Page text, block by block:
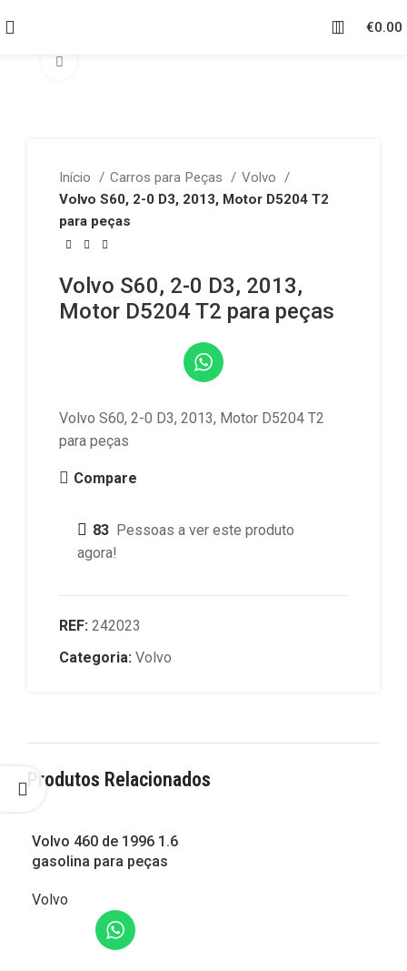
€0.00
Início Carros para Peças
Volvo
Volvo S60, 2-0 D3, 2013, Motor D5204 T2
para peças
Volvo S60, 2-0 D3, 2013,
Motor D5204 T2 para peças
Volvo S60, 2-0 D3, 2013, Motor D5204 T2
para peças
Compare
83 Pessoas a ver este produto
agora!
REF: 242023
Categoria: Volvo
Produtos Relacionados
Volvo 460 de 1996 1.6
gasolina para peças
Volvo